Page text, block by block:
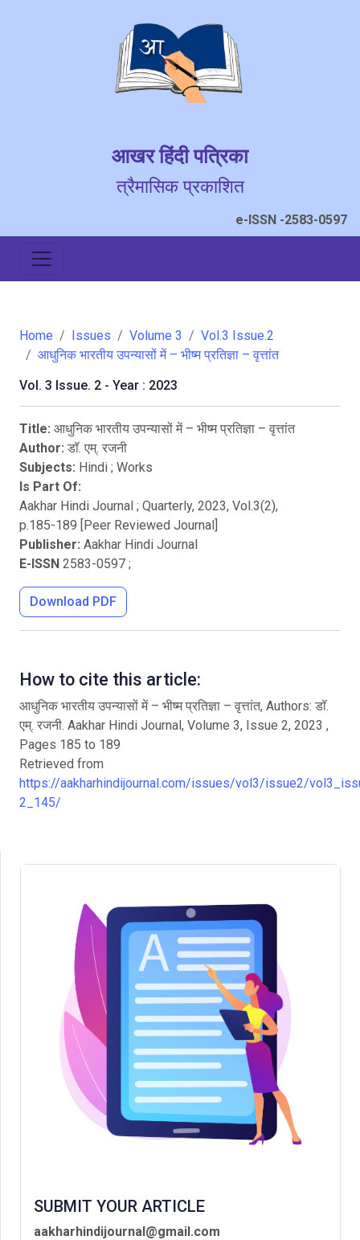
आखर हिंदी पत्रिका
त्रैमासिक प्रकाशित
e-ISSN -2583-0597
Home Issues Volume 3
Vol.3 Issue.2
आधुनिक भारतीय उपन्यासों में – भीष्म प्रतिज्ञा – वृत्तांत
Vol. 3 Issue. 2 - Year : 2023
Title: आधुनिक भारतीय उपन्यासों में – भीष्म प्रतिज्ञा – वृत्तांत
Author: डॉ. एम्. रजनी
Subjects: Hindi ; Works
Is Part Of:
Aakhar Hindi Journal ; Quarterly, 2023, Vol.3(2),
p.185-189 [Peer Reviewed Journal]
Publisher: Aakhar Hindi Journal
E-ISSN 2583-0597 ;
Download PDF
How to cite this article:
आधुनिक भारतीय उपन्यासों में – भीष्म प्रतिज्ञा – वृत्तांत, Authors: डॉ.
एम्. रजनी. Aakhar Hindi Journal, Volume 3, Issue 2, 2023 ,
Pages 185 to 189
Retrieved from
https://aakharhindijournal.com/issues/vol3/issue2/
2_145/
SUBMIT YOUR ARTICLE
aakharhindijournal@gmail.com